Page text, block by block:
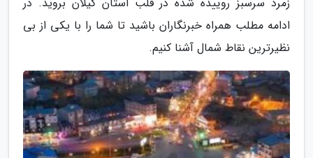
ادامه مطلب همراه خبرنگاران باشید تا شما را با یکی از بی
نظیرترین نقاط شمال آشنا کنیم.